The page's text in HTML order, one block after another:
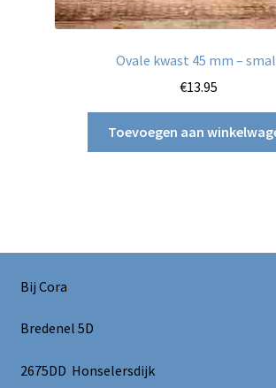
Ovale kwast 45 mm –
€13.95
Toevoegen aan
Bij Cora
Bredenel 5D
2675DD Honselersdijk